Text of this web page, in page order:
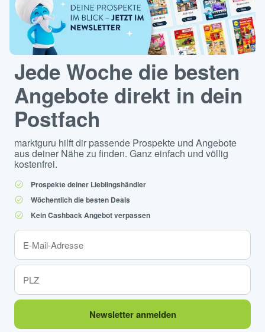
Jede Woche die besten
Angebote direkt in dein
Postfach
marktguru hilft dir passende Prospekte und Angebote
aus deiner Nähe zu finden. Ganz einfach und völlig
kostenfrei.
Prospekte deiner Lieblingshändler
Wöchentlich die besten Deals
Kein Cashback Angebot verpassen
Newsletter anmelden